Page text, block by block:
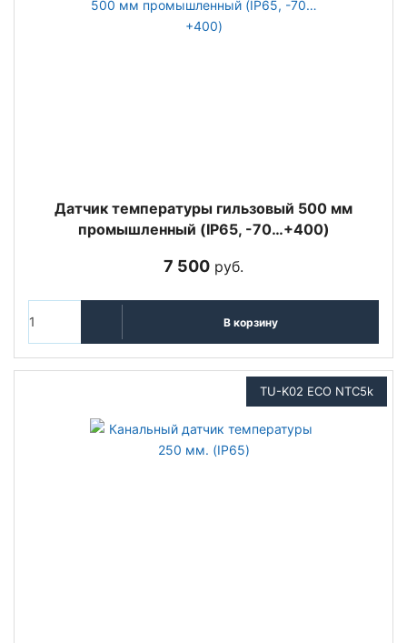
Датчик температуры гильзовый 500 мм
промышленный (IP65, -70…+400)
7 500 руб.
В корзину
TU-K02 ECO NTC5k